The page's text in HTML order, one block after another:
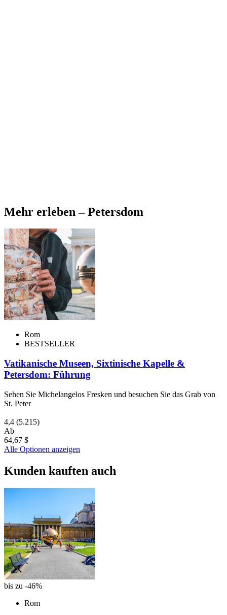
Mehr erleben – Petersdom
Rom
BESTSELLER
Vatikanische Museen, Sixtinische Kapelle &
Petersdom: Führung
Sehen Sie Michelangelos Fresken und besuchen Sie das Grab von
St. Peter
4,4 (5.215)
Ab
64,67 $
Alle Optionen anzeigen
Kunden kauften auch
bis zu -46%
Rom